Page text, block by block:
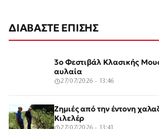
ΔΙΑΒΑΣΤΕ ΕΠΙΣΗΣ
3ο Φεστιβάλ Κλασικής
αυλαία
27/07/2026 - 13:46
Ζημιές από την έντονη
Κιλελέρ